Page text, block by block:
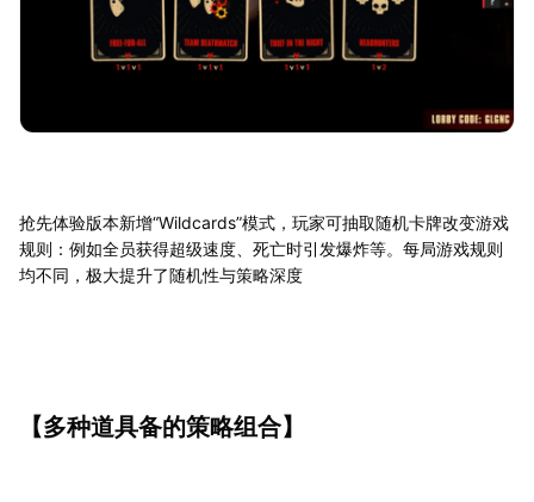
抢先体验版本新增“Wildcards”模式，玩家可抽取随机卡牌改变游戏
规则：例如全员获得超级速度、死亡时引发爆炸等。每局游戏规则
均不同，极大提升了随机性与策略深度
【多种道具备的策略组合】